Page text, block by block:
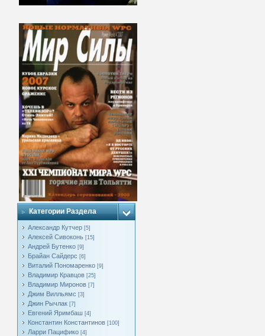
Категории Раздела
Александр Кутчер [5]
Алексей Сивоконь [15]
Андрей Бутенко [9]
Брайан Сайдерс [6]
Виталий Пономаренко [9]
Владимир Кравцов [25]
Владимир Миронов [7]
Джим Вилльямс [3]
Джин Рычлак [7]
Евгений Яримбаш [4]
Константин Константинов [100]
Ларри Пацифико [4]